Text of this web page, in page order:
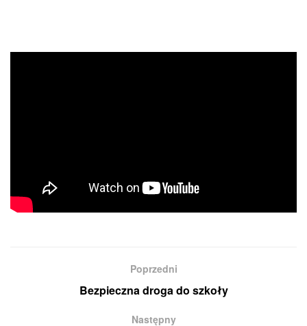
Poprzedni
Bezpieczna droga do szkoły
Następny